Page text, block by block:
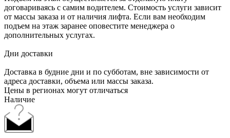
договариваясь с самим водителем. Стоимость услуги зависит
от массы заказа и от наличия лифта. Если вам необходим
подъем на этаж заранее оповестите менеджера о
дополнительных услугах.
Дни доставки
Доставка в будние дни и по субботам, вне зависимости от
адреса доставки, объема или массы заказа.
Цены в регионах могут отличаться
Наличие